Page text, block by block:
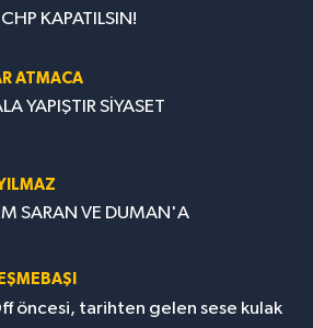
CHP KAPATILSIN!
ATMACA
YAPIŞTIR SİYASET
SARAN VE DUMAN'A
öncesi, tarihten gelen sese kulak